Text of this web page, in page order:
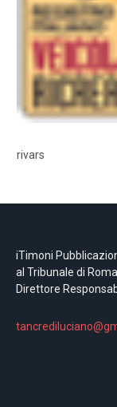
rivars
iTimoni
al Tribunale di
Direttore